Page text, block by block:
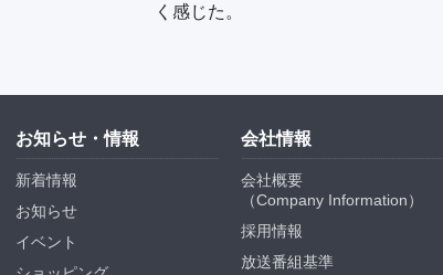
く感じた。
お知らせ・情報
新着情報
お知らせ
イベント
会社情報
会社概要
（Company Information）
採用情報
放送番組基準